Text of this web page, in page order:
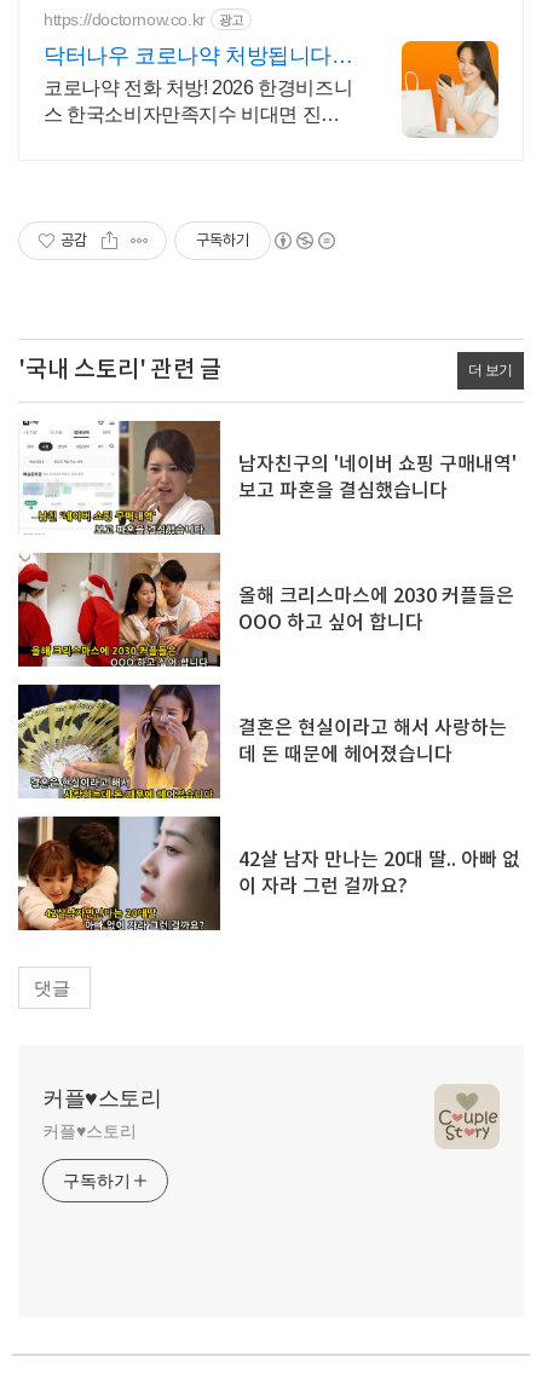
https://doctornow.co.kr 광고
닥터나우 코로나약 처방됩니다
365일 24시간 진료가능
코로나약 전화 처방! 2026 한경비즈니
스 한국소비자만족지수 비대면 진료
공감 구독하기
'국내 스토리' 관련 글 더 보기
남자친구의 '네이버 쇼핑 구매내역'
보고 파혼을 결심했습니다
올해 크리스마스에 2030 커플들은
OOO 하고 싶어 합니다
결혼은 현실이라고 해서 사랑하는
데 돈 때문에 헤어졌습니다
42살 남자 만나는 20대 딸.. 아빠 없
이 자라 그런 걸까요?
댓글
커플♥스토리
커플♥스토리
구독하기